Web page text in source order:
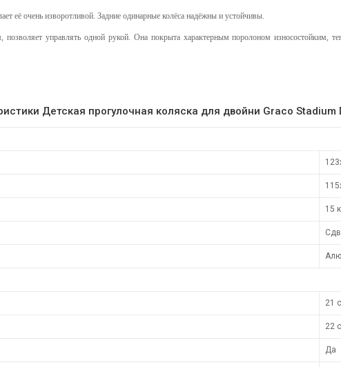
её очень изворотливой. Задние одинарные колёса надёжны и устойчивы.
управлять одной рукой. Она покрыта характерным поролоном износостойким,
Детская прогулочная коляска для двойни Graco Stadium
15
21
22
Да